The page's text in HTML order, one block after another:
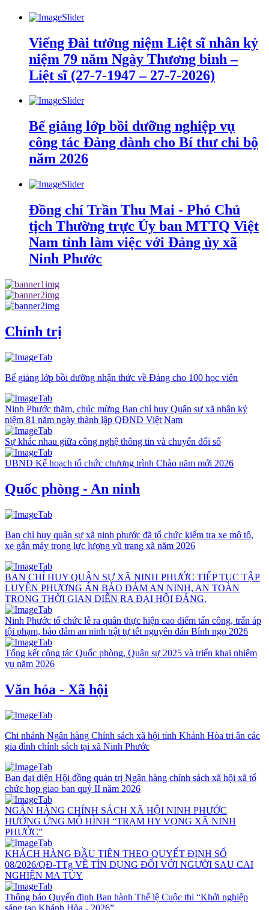
Viếng Đài tưởng niệm Liệt sĩ nhân kỷ
niệm 79 năm Ngày Thương binh –
Liệt sĩ (27-7-1947 – 27-7-2026)
Bế giảng lớp bồi dưỡng nghiệp vụ
công tác Đảng dành cho Bí thư chi bộ
năm 2026
Đồng chí Trần Thu Mai - Phó Chủ
tịch Thường trực Ủy ban MTTQ Việt
Nam tỉnh làm việc với Đảng ủy xã
Ninh Phước
Chính trị
Bế giảng lớp bồi dưỡng nhận thức về Đảng cho 100 học viên
Ninh Phước thăm, chúc mừng Ban chỉ huy Quân sự xã nhân kỷ
niệm 81 năm ngày thành lập QĐND Việt Nam
Sự khác nhau giữa công nghệ thông tin và chuyển đổi số
UBND Kế hoạch tổ chức chương trình Chào năm mới 2026
Quốc phòng - An ninh
Ban chỉ huy quân sự xã ninh phước đã tổ chức kiểm tra xe mô tô,
xe gắn máy trong lực lượng vũ trang xã năm 2026
BAN CHỈ HUY QUÂN SỰ XÃ NINH PHƯỚC TIẾP TỤC TẬP
LUYỆN PHƯƠNG ÁN BẢO ĐẢM AN NINH, AN TOÀN
TRONG THỜI GIAN DIỄN RA ĐẠI HỘI ĐẢNG.
Ninh Phước tổ chức lễ ra quân thực hiện cao điểm tấn công, trấn áp
tội phạm, bảo đảm an ninh trật tự tết nguyên đán Bính ngọ 2026
Tổng kết công tác Quốc phòng, Quân sự 2025 và triển khai nhiệm
vụ năm 2026
Văn hóa - Xã hội
Chi nhánh Ngân hàng Chính sách xã hội tỉnh Khánh Hòa tri ân các
gia đình chính sách tại xã Ninh Phước
Ban đại diện Hội đồng quản trị Ngân hàng chính sách xã hội xã tổ
chức họp giao ban quý II năm 2026
NGÂN HÀNG CHÍNH SÁCH XÃ HỘI NINH PHƯỚC
HƯỞNG ỨNG MÔ HÌNH “TRẠM HY VỌNG XÃ NINH
PHƯỚC”
KHÁCH HÀNG ĐẦU TIÊN THEO QUYẾT ĐỊNH SỐ
08/2026/QĐ-TTg VỀ TÍN DỤNG ĐỐI VỚI NGƯỜI SAU CAI
NGHIỆN MA TÚY
Thông báo Quyến định Ban hành Thể lệ Cuộc thi “Khởi nghiệp
sáng tạo Khánh Hòa - 2026”